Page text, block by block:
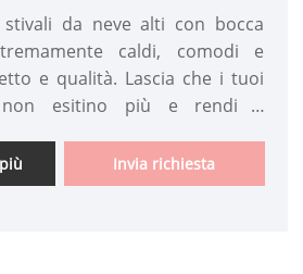
stivali da neve alti con bocca
caldi, comodi e
e qualità. Lascia che i tuoi
non esitino più e rendi il
Invia richiesta